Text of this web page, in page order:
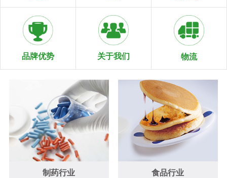
品牌优势 关于我们 物流
制药行业 食品行业